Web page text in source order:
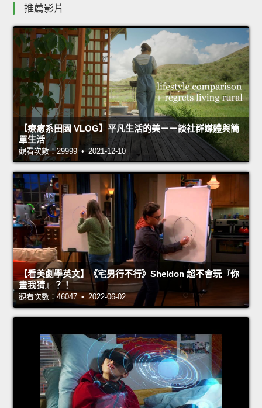
推薦影片
【療癒系田園 VLOG】平凡生活的美－－談社群媒體與簡
單生活
觀看次數：29999 • 2021-12-10
【看美劇學英文】《宅男行不行》Sheldon 超不會玩『你
畫我猜』？！
觀看次數：46047 • 2022-06-02